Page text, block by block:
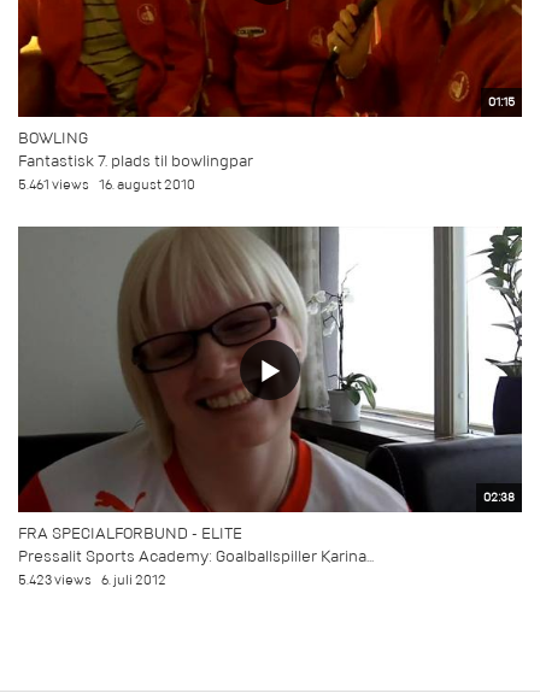
01:15
BOWLING
Fantastisk 7. plads til bowlingpar
5.461 views 16. august 2010
02:38
FRA SPECIALFORBUND - ELITE
Pressalit Sports Academy: Goalballspiller Karina...
5.423 views 6. juli 2012